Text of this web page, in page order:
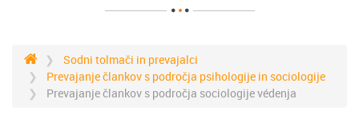
Sodni tolmači in prevajalci
Prevajanje člankov s področja psihologije in sociologije
Prevajanje člankov s področja sociologije védenja